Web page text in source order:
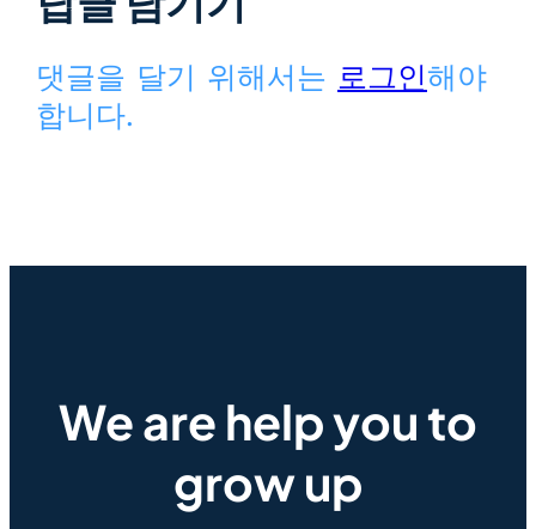
댓글을 달기 위해서는 로그인해야
합니다.
We are help you to
grow up